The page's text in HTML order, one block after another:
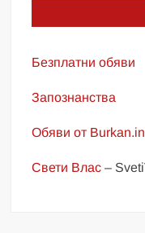
Безплатни обяви
Запознанства
Обяви от
Свети Влас –